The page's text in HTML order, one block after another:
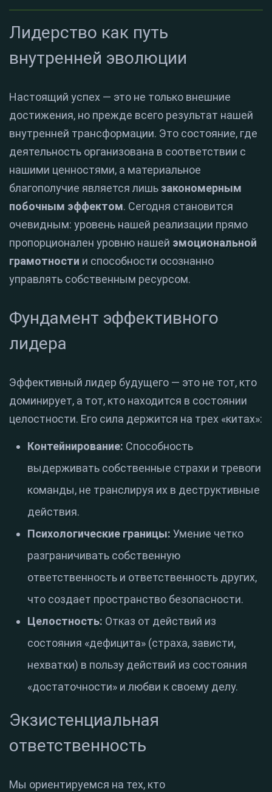
Лидерство как путь
внутренней эволюции
Настоящий успех — это не только внешние
достижения, но прежде всего результат нашей
внутренней трансформации. Это состояние, где
деятельность организована в соответствии с
нашими ценностями, а материальное
благополучие является лишь закономерным
побочным эффектом. Сегодня становится
очевидным: уровень нашей реализации прямо
пропорционален уровню нашей эмоциональной
грамотности и способности осознанно
управлять собственным ресурсом.
Фундамент эффективного
лидера
Эффективный лидер будущего — это не тот, кто
доминирует, а тот, кто находится в состоянии
целостности. Его сила держится на трех «китах»:
Контейнирование: Способность
выдерживать собственные страхи и тревоги
команды, не транслируя их в деструктивные
действия.
Психологические границы: Умение четко
разграничивать собственную
ответственность и ответственность других,
что создает пространство безопасности.
Целостность: Отказ от действий из
состояния «дефицита» (страха, зависти,
нехватки) в пользу действий из состояния
«достаточности» и любви к своему делу.
Экзистенциальная
ответственность
Мы ориентируемся на тех, кто